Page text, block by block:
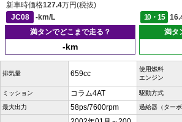
新車時価格127.4万円(税抜)
JC08
-km/L 10・15
満タンでどこまで走る？
-km
満タ
排気量 659cc
使用燃料
エンジン
ミッション コラム4AT 駆動方式
最大出力 58ps/7600rpm 過給器（ターボ